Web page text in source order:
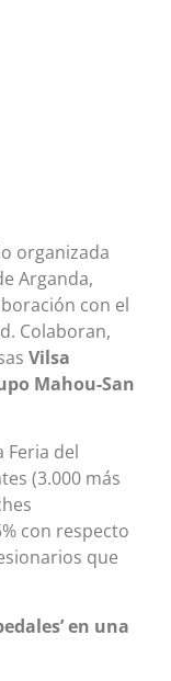
organizada
Arganda,
con el
Colaboran,
Vilsa
Mahou-San
Feria del
(3.000 más
con respecto
que
en una